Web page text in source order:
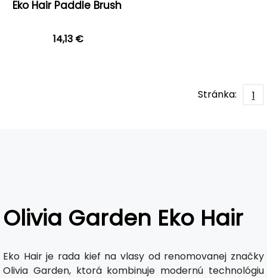
Eko Hair Paddle Brush
14,13 €
Stránka: 1
Olivia Garden Eko Hair
Eko Hair je rada kief na vlasy od renomovanej značky
Olivia Garden, ktorá kombinuje modernú technológiu